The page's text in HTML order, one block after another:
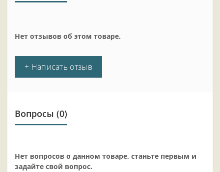
Нет отзывов об этом товаре.
+ Написать отзыв
Вопросы (0)
Нет вопросов о данном товаре, станьте первым и
задайте свой вопрос.